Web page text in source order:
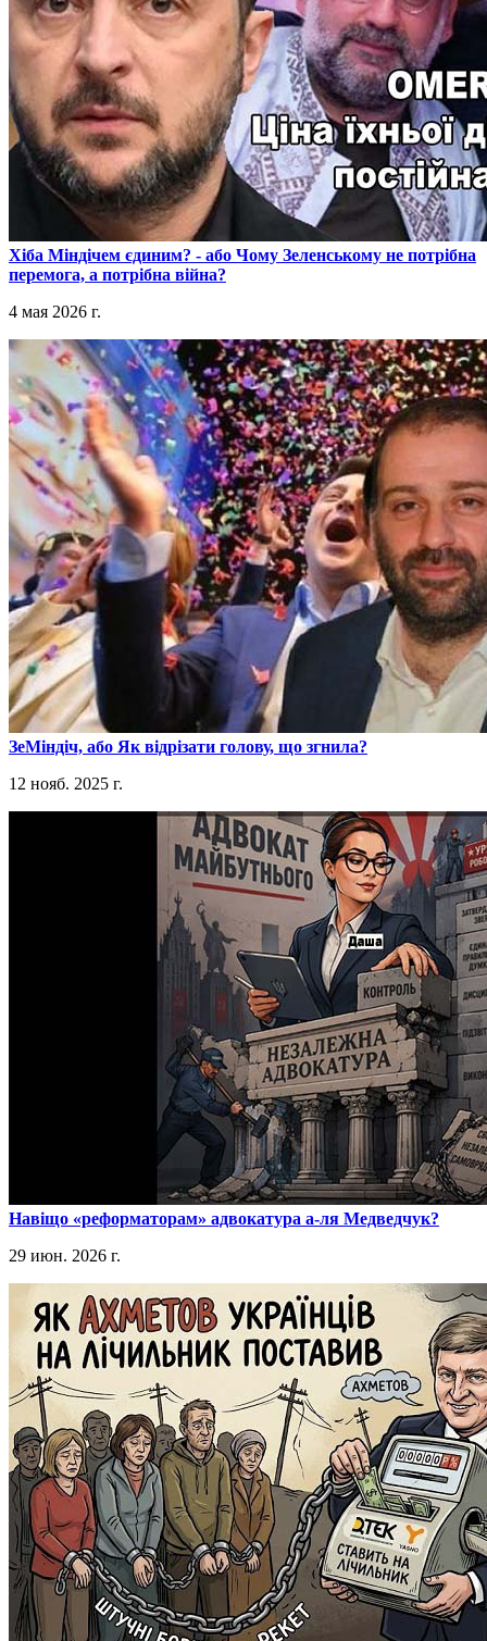
​Хіба Міндічем єдиним? - або Чому Зеленському не потрібна
перемога, а потрібна війна?
4 мая 2026 г.
​ЗеМіндіч, або Як відрізати голову, що згнила?
12 нояб. 2025 г.
​Навіщо «реформаторам» адвокатура а-ля Медведчук?
29 июн. 2026 г.